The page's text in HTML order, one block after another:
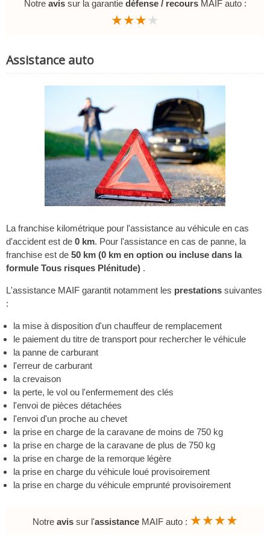
Notre avissur la garantie défense / recoursMAIF auto :
★★★★
Assistance auto
La franchise kilométrique pour l'assistance au véhicule en cas
d'accident est de 0 km. Pour l'assistance en cas de panne, la
franchise est de 50 km (0 km en option ou incluse dans la
formule Tous risques Plénitude) .
L'assistance MAIF garantit notamment les prestations suivantes
:
la mise à disposition d'un chauffeur de remplacement
le paiement du titre de transport pour rechercher le véhicule
la panne de carburant
l'erreur de carburant
la crevaison
la perte, le vol ou l'enfermement des clés
l'envoi de pièces détachées
l'envoi d'un proche au chevet
la prise en charge de la caravane de moins de 750 kg
la prise en charge de la caravane de plus de 750 kg
la prise en charge de la remorque légère
la prise en charge du véhicule loué provisoirement
la prise en charge du véhicule emprunté provisoirement
Notre avissur l'assistanceMAIF auto : ★★★★